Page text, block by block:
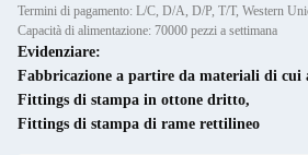
Termini di pagamento: L/C, D/A, D/P, T/T, Western
Capacità di alimentazione: 70000 pezzi a settimana
Evidenziare:
Fabbricazione a partire da materiali di cui
Fittings di stampa in ottone dritto,
Fittings di stampa di rame rettilineo